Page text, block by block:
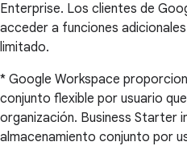
Enterprise. Los clientes de
acceder a funciones
limitado.
* Google Workspace
conjunto flexible por usuario
organización. Business Starter
almacenamiento conjunto por